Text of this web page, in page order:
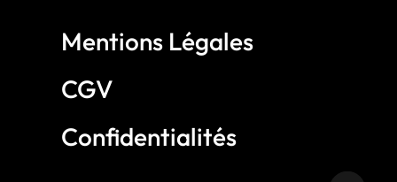
Mentions Légales
CGV
Confidentialités